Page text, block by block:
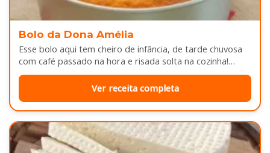
Bolo da Dona Amélia
Esse bolo aqui tem cheiro de infância, de tarde chuvosa
com café passado na hora e risada solta na cozinha!…
Ver receita completa